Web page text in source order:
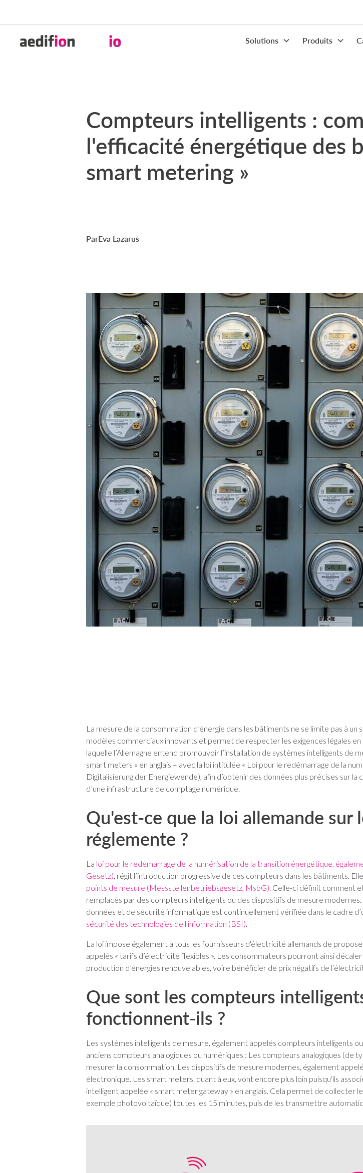
Solutions Produits
Compteurs intelligents :
l'efficacité énergétique des
smart metering »
ParEva Lazarus
La mesure de la consommation d’énergie dans les bâtiments ne se limite pas à
modèles commerciaux innovants et permet de respecter les exigences légales
laquelle l’Allemagne entend promouvoir l’installation de systèmes intelligents de
smart meters » en anglais – avec la loi intitulée « Loi pour le redémarrage de la
Digitalisierung der Energiewende), afin d’obtenir des données plus précises sur
d’une infrastructure de comptage numérique.
Qu'est-ce que la loi allemande
réglemente ?
La loi pour le redémarrage de la numérisation de la transition énergétique,
Gesetz), régit l’introduction progressive de ces compteurs dans les bâtiments.
points de mesure (Messstellenbetriebsgesetz, MsbG). Celle-ci définit comment
remplacés par des compteurs intelligents ou des dispositifs de mesure
données et de sécurité informatique est continuellement vérifiée dans le cadre
sécurité des technologies de l'information (BSI).
La loi impose également à tous les fournisseurs d'électricité allemands de
appelés « tarifs d’électricité flexibles ». Les consommateurs pourront ainsi
production d’énergies renouvelables, voire bénéficier de prix négatifs de
Que sont les compteurs
fonctionnent-ils ?
Les systèmes intelligents de mesure, également appelés compteurs intelligents
anciens compteurs analogiques ou numériques : Les compteurs analogiques
mesurer la consommation. Les dispositifs de mesure modernes, également
électronique. Les smart meters, quant à eux, vont encore plus loin puisqu'ils
intelligent appelée « smart meter gateway » en anglais. Cela permet de
exemple photovoltaïque) toutes les 15 minutes, puis de les transmettre